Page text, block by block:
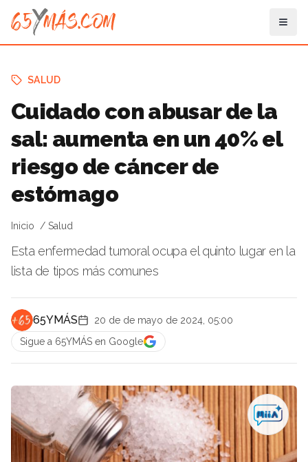
SALUD
Cuidado con abusar de la
sal: aumenta en un 40% el
riesgo de cáncer de
estómago
Inicio Salud
Esta enfermedad tumoral ocupa el quinto lugar en la
lista de tipos más comunes
65YMÁS
20 de de mayo de 2024, 05:00
Sigue a 65YMÁS en Google